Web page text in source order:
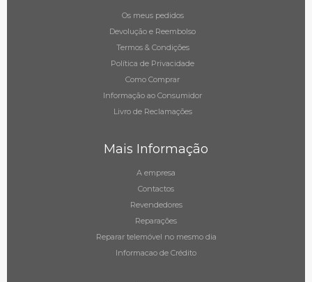
Os meus pedidos
Devolução e Reembolso
Termos & Condições
Política de Privacidade
Como Comprar
Informação ao Consumidor
Livro de Reclamações
Mais Informação
A empresa
Contactos
Revendedores
Reparações
Reparar telemóvel no mesmo dia
Informacao de Crédito